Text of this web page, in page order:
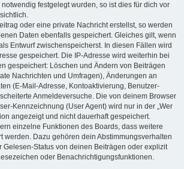
festgelegt wurden, so ist dies für dich vor
oder eine private Nachricht erstellst, so werden
Daten ebenfalls gespeichert. Gleiches gilt, wenn
Entwurf zwischenspeicherst. In diesen Fällen wird
gespeichert. Die IP-Adresse wird weiterhin bei
gespeichert: Löschen und Ändern von Beiträgen
Nachrichten und Umfragen), Änderungen an
(E-Mail-Adresse, Kontoaktivierung, Benutzer-
Anmeldeversuche. Die von deinem Browser
Kennzeichnung (User Agent) wird nur in der „Wer
angezeigt und nicht dauerhaft gespeichert.
einzelne Funktionen des Boards, dass weitere
werden. Dazu gehören dein Abstimmungsverhalten
Gelesen-Status von deinen Beiträgen oder explizit
oder Benachrichtigungsfunktionen.